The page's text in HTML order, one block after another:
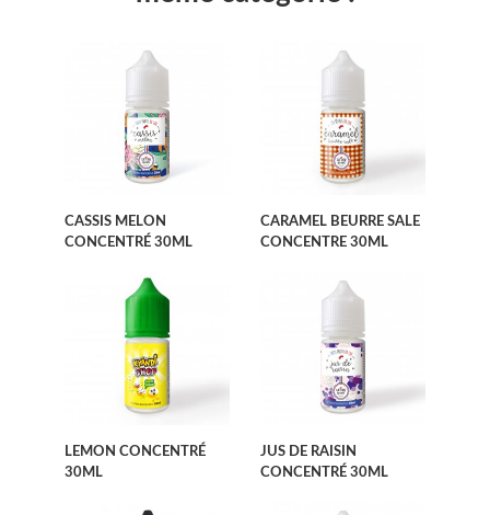
CASSIS MELON
CONCENTRÉ 30ML
CARAMEL BEURRE SALE
CONCENTRE 30ML
LEMON CONCENTRÉ
30ML
JUS DE RAISIN
CONCENTRÉ 30ML